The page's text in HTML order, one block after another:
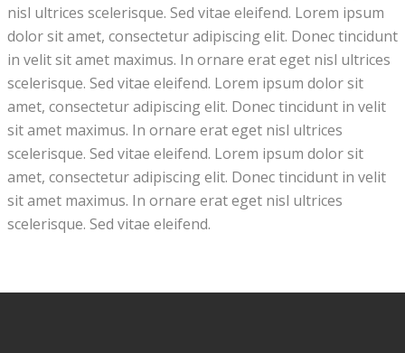
nisl ultrices scelerisque. Sed vitae eleifend. Lorem ipsum
dolor sit amet, consectetur adipiscing elit. Donec tincidunt
in velit sit amet maximus. In ornare erat eget nisl ultrices
scelerisque. Sed vitae eleifend. Lorem ipsum dolor sit
amet, consectetur adipiscing elit. Donec tincidunt in velit
sit amet maximus. In ornare erat eget nisl ultrices
scelerisque. Sed vitae eleifend. Lorem ipsum dolor sit
amet, consectetur adipiscing elit. Donec tincidunt in velit
sit amet maximus. In ornare erat eget nisl ultrices
scelerisque. Sed vitae eleifend.